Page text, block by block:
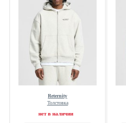
Reternity
Толстовка
нет в наличии